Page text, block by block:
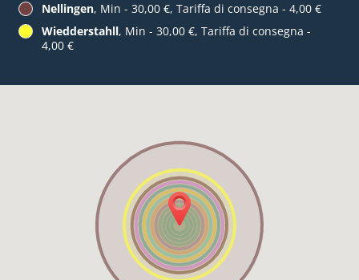
Nellingen, Min - 30,00 €, Tariffa di consegna - 4,00 €
Wiedderstahll, Min - 30,00 €, Tariffa di consegna -
4,00 €